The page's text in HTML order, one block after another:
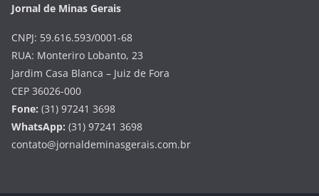
Jornal de Minas Gerais
CNPJ: 59.616.593/0001-68
RUA: Monteriro Lobanto, 23
Jardim Casa Blanca – Juiz de Fora
CEP 36026-000
Fone: (31) 97241 3698
WhatsApp: (31) 97241 3698
contato@jornaldeminasgerais.com.br